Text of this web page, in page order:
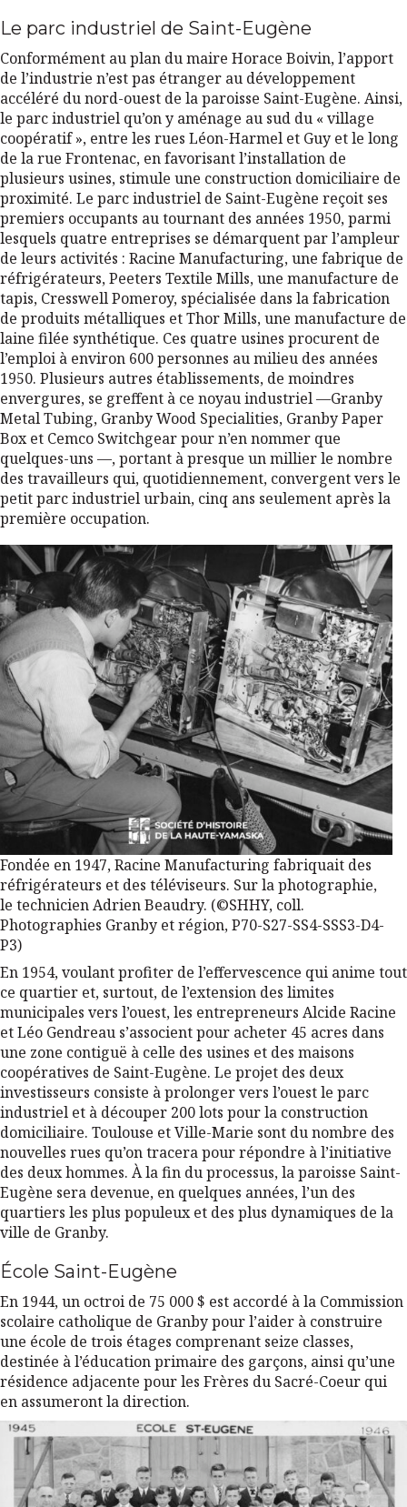
Le parc industriel de Saint-Eugène
Conformément au plan du maire Horace Boivin, l’apport
de l’industrie n’est pas étranger au développement
accéléré du nord-ouest de la paroisse Saint-Eugène. Ainsi,
le parc industriel qu’on y aménage au sud du « village
coopératif », entre les rues Léon-Harmel et Guy et le long
de la rue Frontenac, en favorisant l’installation de
plusieurs usines, stimule une construction domiciliaire de
proximité. Le parc industriel de Saint-Eugène reçoit ses
premiers occupants au tournant des années 1950, parmi
lesquels quatre entreprises se démarquent par l’ampleur
de leurs activités : Racine Manufacturing, une fabrique de
réfrigérateurs, Peeters Textile Mills, une manufacture de
tapis, Cresswell Pomeroy, spécialisée dans la fabrication
de produits métalliques et Thor Mills, une manufacture de
laine filée synthétique. Ces quatre usines procurent de
l’emploi à environ 600 personnes au milieu des années
1950. Plusieurs autres établissements, de moindres
envergures, se greffent à ce noyau industriel —Granby
Metal Tubing, Granby Wood Specialities, Granby Paper
Box et Cemco Switchgear pour n’en nommer que
quelques-uns —, portant à presque un millier le nombre
des travailleurs qui, quotidiennement, convergent vers le
petit parc industriel urbain, cinq ans seulement après la
première occupation.
Fondée en 1947, Racine Manufacturing fabriquait des
réfrigérateurs et des téléviseurs. Sur la photographie,
le technicien Adrien Beaudry. (©SHHY, coll.
Photographies Granby et région, P70-S27-SS4-SSS3-D4-
P3)
En 1954, voulant profiter de l’effervescence qui anime tout
ce quartier et, surtout, de l’extension des limites
municipales vers l’ouest, les entrepreneurs Alcide Racine
et Léo Gendreau s’associent pour acheter 45 acres dans
une zone contiguë à celle des usines et des maisons
coopératives de Saint-Eugène. Le projet des deux
investisseurs consiste à prolonger vers l’ouest le parc
industriel et à découper 200 lots pour la construction
domiciliaire. Toulouse et Ville-Marie sont du nombre des
nouvelles rues qu’on tracera pour répondre à l’initiative
des deux hommes. À la fin du processus, la paroisse Saint-
Eugène sera devenue, en quelques années, l’un des
quartiers les plus populeux et des plus dynamiques de la
ville de Granby.
École Saint-Eugène
En 1944, un octroi de 75 000 $ est accordé à la Commission
scolaire catholique de Granby pour l’aider à construire
une école de trois étages comprenant seize classes,
destinée à l’éducation primaire des garçons, ainsi qu’une
résidence adjacente pour les Frères du Sacré-Coeur qui
en assumeront la direction.